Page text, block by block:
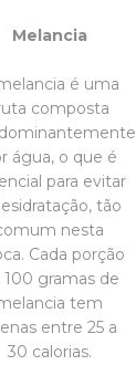
Melancia
é uma
composta
água, o que é
para evitar
tão
nesta
Cada porção
100 gramas de
tem
entre 25 a
30 calorias.